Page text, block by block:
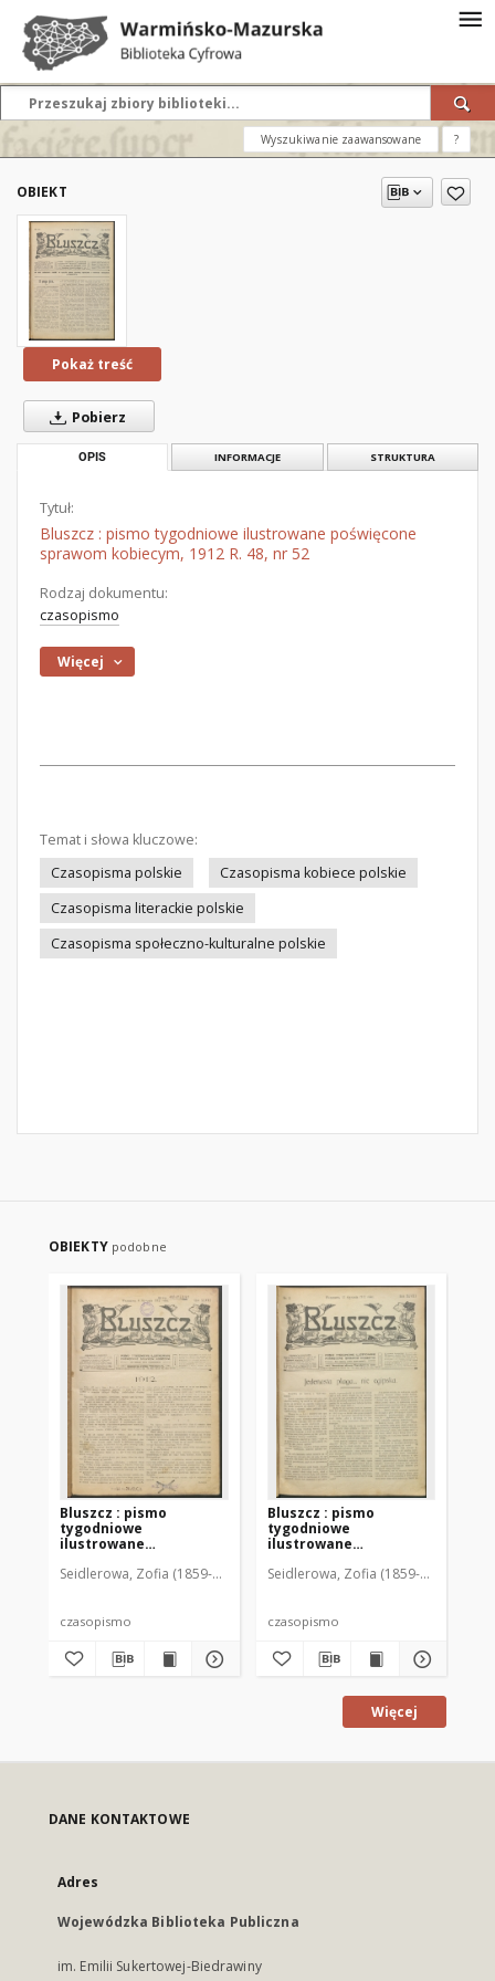
Wyszukiwanie zaawansowane ?
OBIEKT
Pokaż treść
Pobierz
OPIS INFORMACJE STRUKTURA
Tytuł:
Bluszcz : pismo tygodniowe ilustrowane poświęcone
sprawom kobiecym, 1912 R. 48, nr 52
Rodzaj dokumentu:
czasopismo
Więcej
Temat i słowa kluczowe:
Czasopisma polskie
Czasopisma kobiece polskie
Czasopisma literackie polskie
Czasopisma społeczno-kulturalne polskie
OBIEKTY podobne
Bluszcz : pismo
tygodniowe
ilustrowane
kobiecym, 1912 R. 48, nr
Seidlerowa, Zofia (1859-1919). Red. i Wyd.
czasopismo
Bluszcz : pismo
tygodniowe
ilustrowane
kobiecym, 1912 R. 48, nr
Seidlerowa, Zofia (1859-1919). Red.
czasopismo
Więcej
DANE KONTAKTOWE
Adres
Wojewódzka Biblioteka Publiczna
im. Emilii Sukertowej-Biedrawiny